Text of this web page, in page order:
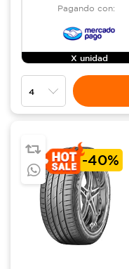
Pagando con:
X unidad
-40%